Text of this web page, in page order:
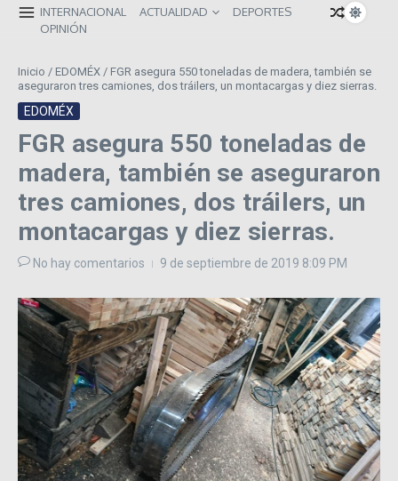
INTERNACIONAL
ACTUALIDAD
DEPORTES
OPINIÓN
Inicio / EDOMÉX / FGR asegura 550 toneladas de madera, también se
aseguraron tres camiones, dos tráilers, un montacargas y diez sierras.
EDOMÉX
FGR asegura 550 toneladas de
madera, también se aseguraron
tres camiones, dos tráilers, un
montacargas y diez sierras.
No hay comentarios 9 de septiembre de 2019 8:09 PM